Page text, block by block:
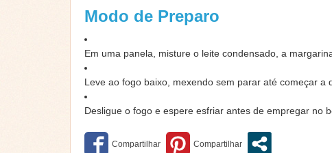
Modo de Preparo
Em uma panela, misture o leite condensado, a
Leve ao fogo baixo, mexendo sem parar até começar a
Desligue o fogo e espere esfriar antes de empregar no